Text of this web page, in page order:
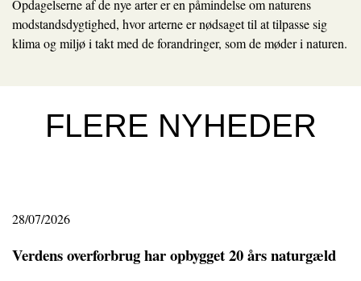
Opdagelserne af de nye arter er en påmindelse om naturens
modstandsdygtighed, hvor arterne er nødsaget til at tilpasse sig
klima og miljø i takt med de forandringer, som de møder i naturen.
FLERE NYHEDER
28/07/2026
Verdens overforbrug har opbygget 20 års naturgæld